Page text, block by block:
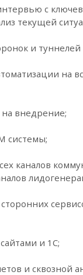
с
текущей
и
на
внедрение;
системы;
каналов
и 1С;
и сквозной